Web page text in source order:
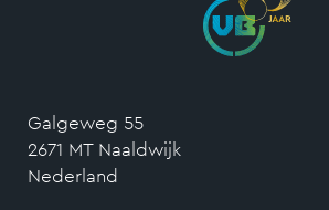
Galgeweg 55
2671 MT Naaldwijk
Nederland